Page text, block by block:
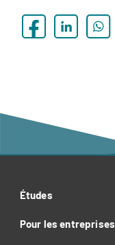
Études
Pour les entreprises